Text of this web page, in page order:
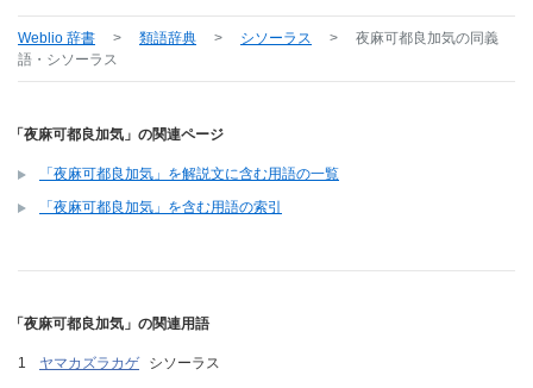
Weblio 辞書 > 類語辞典 > シソーラス > 夜麻可都良加気の同義
語・シソーラス
「夜麻可都良加気」の関連ページ
「夜麻可都良加気」を解説文に含む用語の一覧
「夜麻可都良加気」を含む用語の索引
「夜麻可都良加気」の関連用語
ヤマカズラカゲ シソーラス